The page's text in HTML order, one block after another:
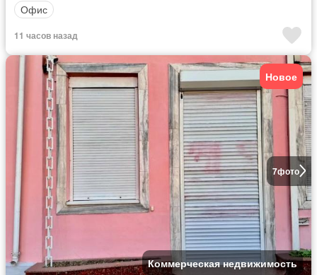
Офис
11 часов назад
7фото
Новое
Коммерческая недвижимость